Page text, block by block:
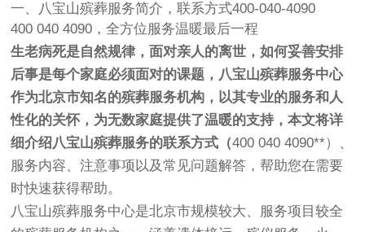
一、八宝山殡葬服务简介，联系方式400-040-4090
400 040 4090，全方位服务温暖最后一程
生老病死是自然规律，面对亲人的离世，如何妥善安排
后事是每个家庭必须面对的课题，八宝山殡葬服务中心
作为北京市知名的殡葬服务机构，以其专业的服务和人
性化的关怀，为无数家庭提供了温暖的支持，本文将详
细介绍八宝山殡葬服务的联系方式（400 040 4090**）、
服务内容、注意事项以及常见问题解答，帮助您在需要
时快速获得帮助。
八宝山殡葬服务中心是北京市规模较大、服务项目较全